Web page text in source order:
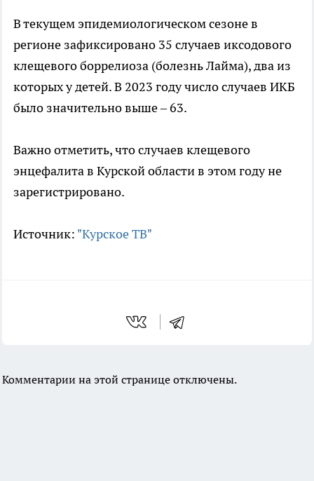
В текущем эпидемиологическом сезоне в
регионе зафиксировано 35 случаев иксодового
клещевого боррелиоза (болезнь Лайма), два из
которых у детей. В 2023 году число случаев ИКБ
было значительно выше – 63.
Важно отметить, что случаев клещевого
энцефалита в Курской области в этом году не
зарегистрировано.
Источник: "Курское ТВ"
Комментарии на этой странице отключены.